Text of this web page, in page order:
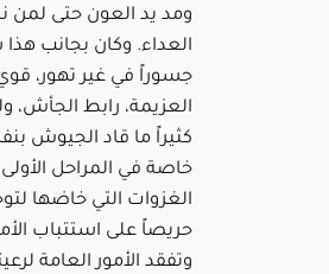
ومد يد العون حتى لمن
العداء. وكان بجانب
جسوراً في غير تهور،
العزيمة، رابط الجأش،
كثيراً ما قاد الجيوش
خاصة في المراحل
الغزوات التي خاضها
حريصاً على استتباب
وتفقد الأمور العامة